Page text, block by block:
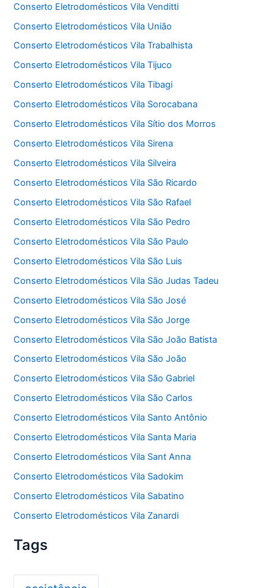
Conserto Eletrodomésticos Vila Venditti
Conserto Eletrodomésticos Vila União
Conserto Eletrodomésticos Vila Trabalhista
Conserto Eletrodomésticos Vila Tijuco
Conserto Eletrodomésticos Vila Tibagi
Conserto Eletrodomésticos Vila Sorocabana
Conserto Eletrodomésticos Vila Sítio dos Morros
Conserto Eletrodomésticos Vila Sirena
Conserto Eletrodomésticos Vila Silveira
Conserto Eletrodomésticos Vila São Ricardo
Conserto Eletrodomésticos Vila São Rafael
Conserto Eletrodomésticos Vila São Pedro
Conserto Eletrodomésticos Vila São Paulo
Conserto Eletrodomésticos Vila São Luis
Conserto Eletrodomésticos Vila São Judas Tadeu
Conserto Eletrodomésticos Vila São José
Conserto Eletrodomésticos Vila São Jorge
Conserto Eletrodomésticos Vila São João Batista
Conserto Eletrodomésticos Vila São João
Conserto Eletrodomésticos Vila São Gabriel
Conserto Eletrodomésticos Vila São Carlos
Conserto Eletrodomésticos Vila Santo Antônio
Conserto Eletrodomésticos Vila Santa Maria
Conserto Eletrodomésticos Vila Sant Anna
Conserto Eletrodomésticos Vila Sadokim
Conserto Eletrodomésticos Vila Sabatino
Conserto Eletrodomésticos Vila Zanardi
Tags